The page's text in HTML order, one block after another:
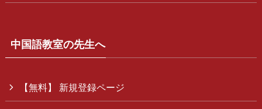
中国語教室の先生へ
【無料】 新規登録ページ